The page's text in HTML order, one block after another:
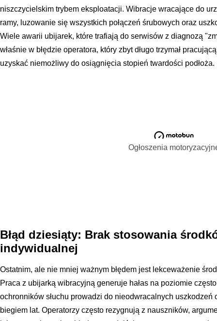
niszczycielskim trybem eksploatacji. Wibracje wracające do
ramy, luzowanie się wszystkich połączeń śrubowych oraz
Wiele awarii ubijarek, które trafiają do serwisów z diagnozą
właśnie w błędzie operatora, który zbyt długo trzymał
uzyskać niemożliwy do osiągnięcia stopień twardości podłoża.
Ogłoszenia
Błąd dziesiąty: Brak stosowania
indywidualnej
Ostatnim, ale nie mniej ważnym błędem jest lekceważenie
Praca z ubijarką wibracyjną generuje hałas na poziomie
ochronników słuchu prowadzi do nieodwracalnych uszkodzeń
biegiem lat. Operatorzy często rezygnują z nauszników,